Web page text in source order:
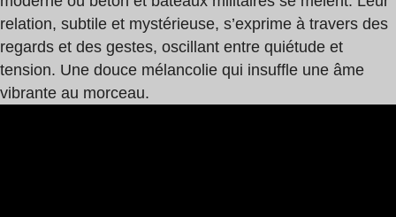
relation, subtile et mystérieuse, s’exprime à travers des
regards et des gestes, oscillant entre quiétude et
tension. Une douce mélancolie qui insuffle une âme
vibrante au morceau.